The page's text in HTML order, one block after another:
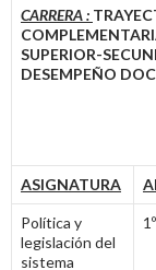
CARRERA :
SUPERIOR-
DESEMPEÑO
ASIGNATURA
Política y
legislación del
sistema
1º